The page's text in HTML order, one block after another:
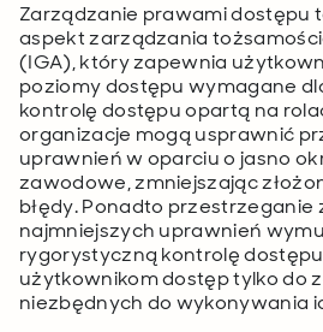
Zarządzanie prawami dostępu
aspekt zarządzania
(IGA), który zapewnia
poziomy dostępu wymagane
kontrolę dostępu opartą na
organizacje mogą usprawnić
uprawnień w oparciu o jasno
zawodowe, zmniejszając
błędy. Ponadto przestrzeganie
najmniejszych uprawnień
rygorystyczną kontrolę
użytkownikom dostęp tylko do
niezbędnych do wykonywania